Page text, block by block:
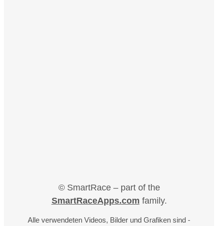
© SmartRace – part of the
SmartRaceApps.com family.
Alle verwendeten Videos, Bilder und Grafiken sind -